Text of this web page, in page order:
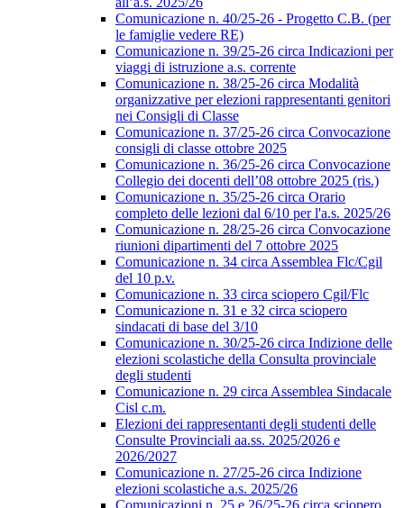
Comunicazione n. 40/25-26 - Progetto C.B. (per
le famiglie vedere RE)
Comunicazione n. 39/25-26 circa Indicazioni per
viaggi di istruzione a.s. corrente
Comunicazione n. 38/25-26 circa Modalità
organizzative per elezioni rappresentanti genitori
nei Consigli di Classe
Comunicazione n. 37/25-26 circa Convocazione
consigli di classe ottobre 2025
Comunicazione n. 36/25-26 circa Convocazione
Collegio dei docenti dell’08 ottobre 2025 (ris.)
Comunicazione n. 35/25-26 circa Orario
completo delle lezioni dal 6/10 per l'a.s. 2025/26
Comunicazione n. 28/25-26 circa Convocazione
riunioni dipartimenti del 7 ottobre 2025
Comunicazione n. 34 circa Assemblea Flc/Cgil
del 10 p.v.
Comunicazione n. 33 circa sciopero Cgil/Flc
Comunicazione n. 31 e 32 circa sciopero
sindacati di base del 3/10
Comunicazione n. 30/25-26 circa Indizione delle
elezioni scolastiche della Consulta provinciale
degli studenti
Comunicazione n. 29 circa Assemblea Sindacale
Cisl c.m.
Elezioni dei rappresentanti degli studenti delle
Consulte Provinciali aa.ss. 2025/2026 e
2026/2027
Comunicazione n. 27/25-26 circa Indizione
elezioni scolastiche a.s. 2025/26